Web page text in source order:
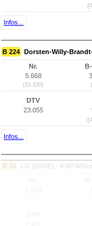
Infos...
B 224 Dorsten-Willy-
Nr.
5.668
(10.320)
DTV
23.055
Infos...
B 80 LG (NI/HE) - KVP